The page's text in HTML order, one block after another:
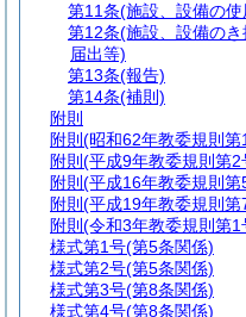
第11条(施設、設備の使
第12条(施設、設備の
届出等)
第13条(報告)
第14条(補則)
附則
附則 (昭和62年教委規則第
附則 (平成9年教委規則第2
附則 (平成16年教委規則第
附則 (平成19年教委規則第
附則 (令和3年教委規則第1
様式第1号(第5条関係)
様式第2号(第5条関係)
様式第3号(第8条関係)
様式第4号(第8条関係)